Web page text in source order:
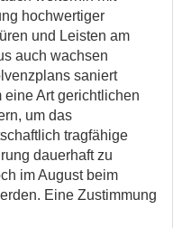
hochwertiger
und Leisten am
auch wachsen
saniert
Art gerichtlichen
um das
tragfähige
dauerhaft zu
im August beim
Eine Zustimmung